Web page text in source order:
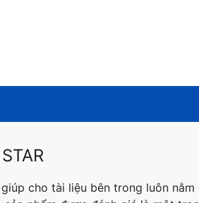
cho tài liệu bên trong luôn nằm